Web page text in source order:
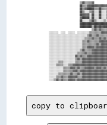
░░░░░░░░  ░░░░  ░░░░░░
copy to